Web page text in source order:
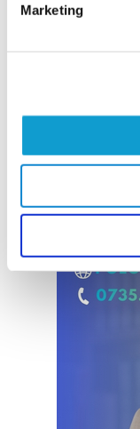
Marketing